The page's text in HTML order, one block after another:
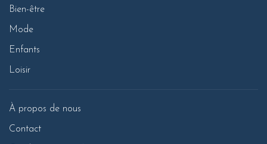
Bien-être
Mode
Enfants
Loisir
À propos de nous
Contact